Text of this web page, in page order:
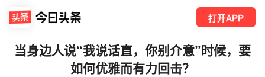
打开APP
当身边人说“我说话直，你别介意”时候，要
如何优雅而有力回击？